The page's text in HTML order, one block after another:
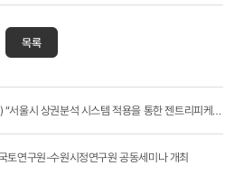
목록
(워킹페이퍼) “서울시 상권분석 시스템 적용을 통한 젠트리피케이션 진단 서울 동북권과 서남권 단계진행”
토연구원-수원시정연구원 공동세미나 개최